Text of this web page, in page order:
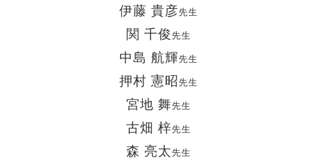
伊藤 貴彦先生
関 千俊先生
中島 航輝先生
押村 憲昭先生
宮地 舞先生
古畑 梓先生
森 亮太先生